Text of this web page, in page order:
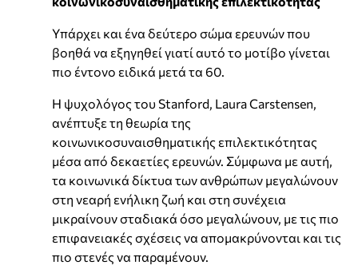
Υπάρχει και ένα δεύτερο σώμα ερευνών που
βοηθά να εξηγηθεί γιατί αυτό το μοτίβο γίνεται
πιο έντονο ειδικά μετά τα 60.
Η ψυχολόγος του Stanford, Laura Carstensen,
ανέπτυξε τη θεωρία της
κοινωνικοσυναισθηματικής επιλεκτικότητας
μέσα από δεκαετίες ερευνών. Σύμφωνα με αυτή,
τα κοινωνικά δίκτυα των ανθρώπων μεγαλώνουν
στη νεαρή ενήλικη ζωή και στη συνέχεια
μικραίνουν σταδιακά όσο μεγαλώνουν, με τις πιο
επιφανειακές σχέσεις να απομακρύνονται και τις
πιο στενές να παραμένουν.